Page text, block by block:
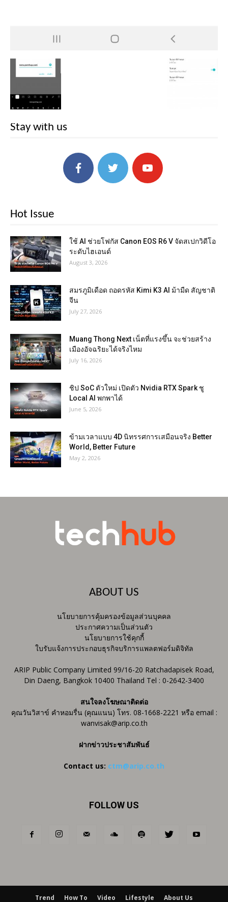
Stay with us
Hot Issue
ใช้ AI ช่วยโฟกัส Canon EOS R6 V จัดสเปกวิดีโอ
ระดับไฮเอนด์
August 3, 2026
สมรภูมิเดือด ถอดรหัส Kimi K3 AI ม้ามืด สัญชาติ
จีน
July 27, 2026
Muang Thong Next เน็ตที่แรงขึ้น จะช่วยสร้าง
เมืองอัจฉริยะได้จริงไหม
July 16, 2026
ชิป SoC ตัวใหม่ เปิดตัว Nvidia RTX Spark ชู
Local AI พกพาได้
June 5, 2026
ข้ามเวลาแบบ 4D นิทรรศการเสมือนจริง Better
World, Better Future
May 2, 2026
ABOUT US
นโยบายการคุ้มครองข้อมูลส่วนบุคคล
ประกาศความเป็นส่วนตัว
นโยบายการใช้คุกกี้
ใบรับแจ้งการประกอบธุรกิจบริการแพลตฟอร์มดิจิทัล
ARIP Public Company Limited 99/16-20 Ratchadapisek Road,
Din Daeng, Bangkok 10400 Thailand Tel : 0-2642-3400
สนใจลงโฆษณาติดต่อ
คุณวันวิสาข์ คำหอมรื่น (คุณแนน) โทร. 08-1668-2221 หรือ email :
wanvisak@arip.co.th
ฝากข่าวประชาสัมพันธ์
Contact us: ctm@arip.co.th
FOLLOW US
Trend How To Video Lifestyle About Us